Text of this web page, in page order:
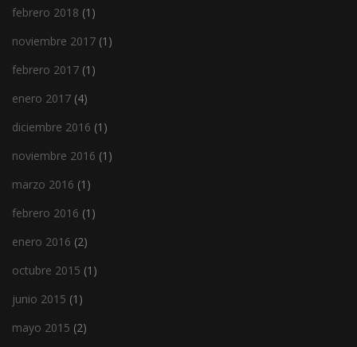
febrero 2018 (1)
noviembre 2017 (1)
febrero 2017 (1)
enero 2017 (4)
diciembre 2016 (1)
noviembre 2016 (1)
marzo 2016 (1)
febrero 2016 (1)
enero 2016 (2)
octubre 2015 (1)
junio 2015 (1)
mayo 2015 (2)